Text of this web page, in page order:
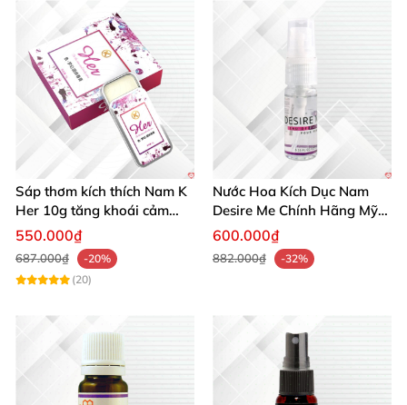
Sáp thơm kích thích Nam K
Her 10g tăng khoái cảm
phái mạnh
550.000₫
687.000₫
-20%
(20)
Nước Hoa Kích Dục Nam
Desire Me Chính Hãng Mỹ
Tăng Khoái Cảm
600.000₫
882.000₫ -32%